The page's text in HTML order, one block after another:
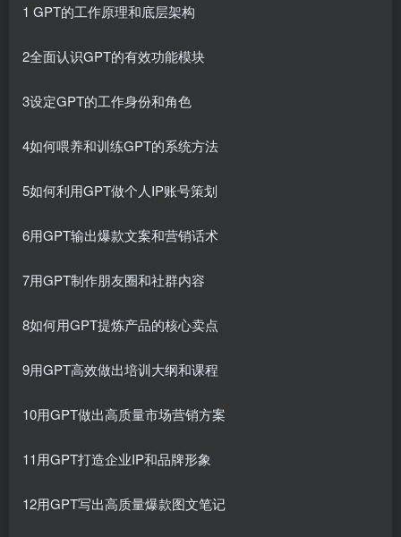
1 GPT的工作原理和底层架构
2全面认识GPT的有效功能模块
3设定GPT的工作身份和角色
4如何喂养和训练GPT的系统方法
5如何利用GPT做个人IP账号策划
6用GPT输出爆款文案和营销话术
7用GPT制作朋友圈和社群内容
8如何用GPT提炼产品的核心卖点
9用GPT高效做出培训大纲和课程
10用GPT做出高质量市场营销方案
11用GPT打造企业IP和品牌形象
12用GPT写出高质量爆款图文笔记